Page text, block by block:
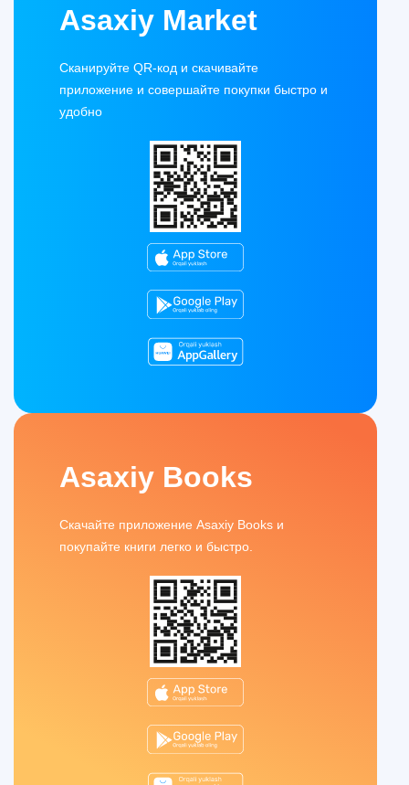
Asaxiy Market
Сканируйте QR-код и скачивайте
приложение и совершайте покупки быстро и
удобно
Asaxiy Books
Скачайте приложение Asaxiy Books и
покупайте книги легко и быстро.